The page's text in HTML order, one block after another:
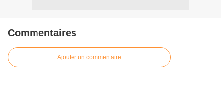
Commentaires
Ajouter un commentaire